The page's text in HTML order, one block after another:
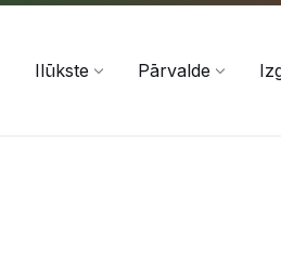
Ilūkste Pārvalde